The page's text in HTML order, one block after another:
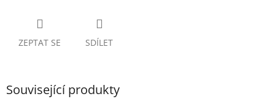
ZEPTAT SE SDÍLET
Související produkty